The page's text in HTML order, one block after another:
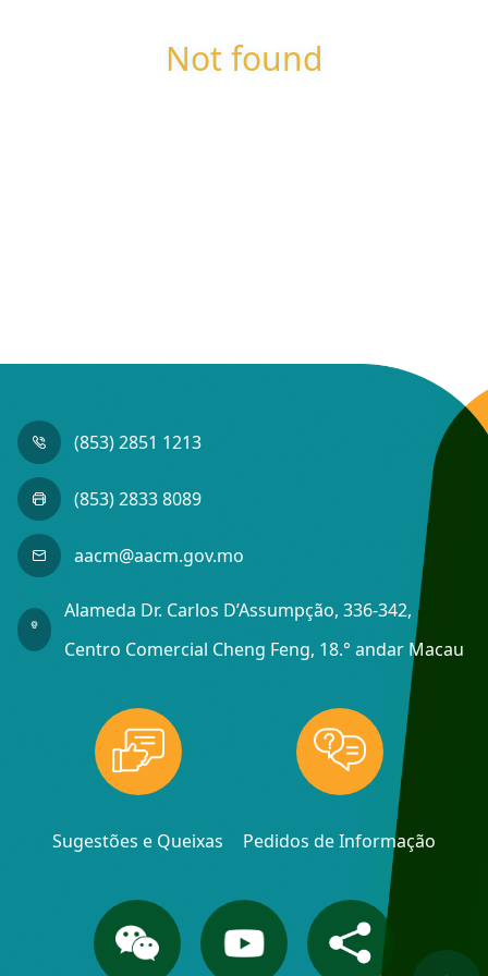
Not found
(853) 2851 1213
(853) 2833 8089
aacm@aacm.gov.mo
Alameda Dr. Carlos D’Assumpção, 336-342,
Centro Comercial Cheng Feng, 18.° andar Macau
Sugestões e Queixas Pedidos de Informação